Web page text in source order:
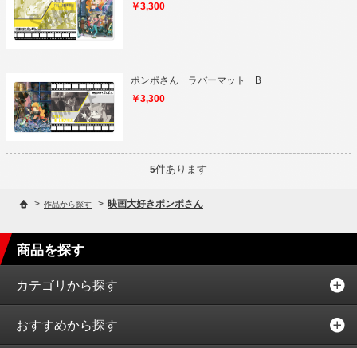
￥3,300
ポンポさん ラバーマット B
￥3,300
5件あります
> 作品から探す > 映画大好きポンポさん
商品を探す
カテゴリから探す
おすすめから探す